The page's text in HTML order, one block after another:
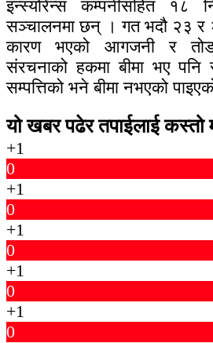
इन्स्योरेन्स कम्पनीसहित १८
सञ्चालनमा छन् । गत भदौ २३ र
कारण भएको आगजनी र
संरचनाको हकमा बीमा भए पनि
सम्पत्तिको भने बीमा नभएको
यो खबर पढेर तपाईलाई
+1
0
+1
0
+1
0
+1
0
+1
0